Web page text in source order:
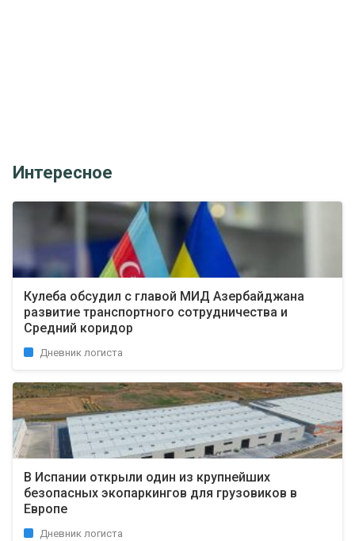
Интересное
Кулеба обсудил с главой МИД Азербайджана
развитие транспортного сотрудничества и
Средний коридор
Дневник логиста
В Испании открыли один из крупнейших
безопасных экопаркингов для грузовиков в
Европе
Дневник логиста